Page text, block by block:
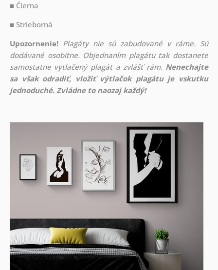
■ Čierna
■ Strieborná
Upozornenie! Plagáty nie sú zabudované v ráme. Sú
dodávané osobitne. Objednaním plagátu tak dostanete
samostatne vytlačený plagát a zvlášť rám. Nenechajte
sa však odradiť, vložiť výtlačok plagátu je vskutku
jednoduché. Zvládne to naozaj každý!